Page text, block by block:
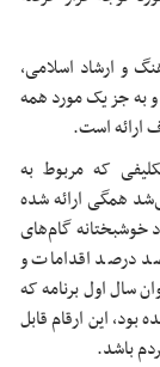
و ارشاد اسلامی،
و به جز یک مورد همه
ارائه است.
که مربوط به
همگی ارائه شده
خوشبختانه گام‌های
درصد اقدامات و
سال اول برنامه که
این ارقام قابل
باشد.